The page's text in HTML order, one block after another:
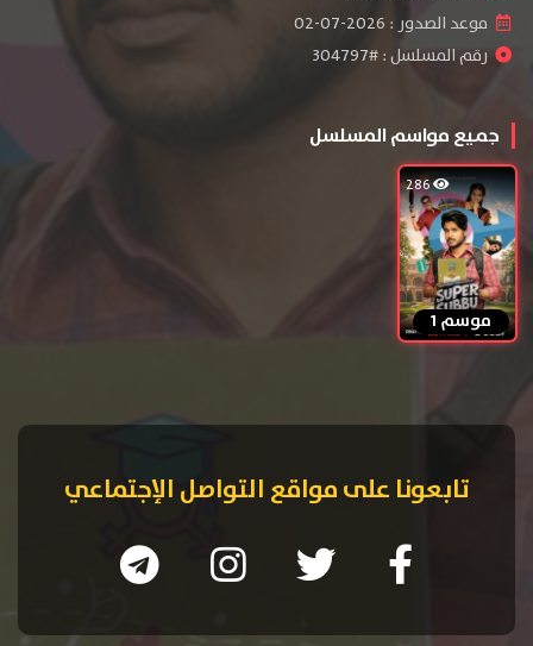
موعد الصدور : 2026-07-02
رقم المسلسل : #304797
جميع مواسم المسلسل
286
موسم 1
تابعونا على مواقع التواصل الإجتماعي